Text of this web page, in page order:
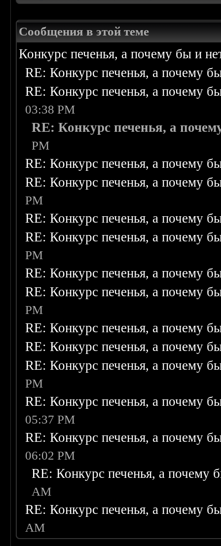
Сообщения в этой теме
Конкурс печенья, а почему бы и
RE: Конкурс печенья, а почему
RE: Конкурс печенья, а почему
03:38 PM
RE: Конкурс печенья, а
PM
RE: Конкурс печенья, а почему
RE: Конкурс печенья, а почему
PM
RE: Конкурс печенья, а почему
RE: Конкурс печенья, а почему
PM
RE: Конкурс печенья, а почему
RE: Конкурс печенья, а почему
PM
RE: Конкурс печенья, а почему
RE: Конкурс печенья, а почему
RE: Конкурс печенья, а почему
PM
RE: Конкурс печенья, а почему
05:37 PM
RE: Конкурс печенья, а почему
06:02 PM
RE: Конкурс печенья, а почему
AM
RE: Конкурс печенья, а почему
AM